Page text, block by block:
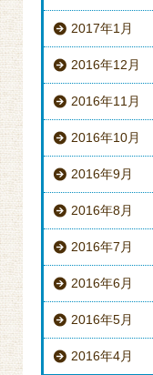
2017年1月
2016年12月
2016年11月
2016年10月
2016年9月
2016年8月
2016年7月
2016年6月
2016年5月
2016年4月